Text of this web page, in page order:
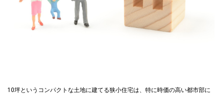
10坪というコンパクトな土地に建てる狭小住宅は、特に時価の高い都市部に